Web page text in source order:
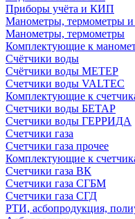
Приборы учёта и КИП
Манометры, термометры
Манометры, термометры
Комплектующие к
Счётчики воды
Счётчики воды МЕТЕР
Счетчики воды VALTEC
Комплектующие к
Счетчики воды БЕТАР
Счетчики воды ГЕРРИДА
Счетчики газа
Счетчики газа прочее
Комплектующие к
Счетчики газа ВК
Счетчики газа СГБМ
Счетчики газа СГД
РТИ, асбопродукция,